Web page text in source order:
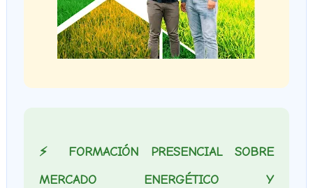
⚡ FORMACIÓN PRESENCIAL SOBRE
MERCADO ENERGÉTICO Y